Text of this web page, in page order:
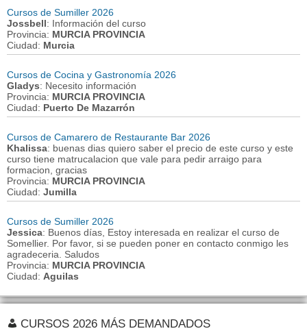
Cursos de Sumiller 2026
Jossbell: Información del curso
Provincia: MURCIA PROVINCIA
Ciudad: Murcia
Cursos de Cocina y Gastronomía 2026
Gladys: Necesito información
Provincia: MURCIA PROVINCIA
Ciudad: Puerto De Mazarrón
Cursos de Camarero de Restaurante Bar 2026
Khalissa: buenas dias quiero saber el precio de este curso y este
curso tiene matrucalacion que vale para pedir arraigo para
formacion, gracias
Provincia: MURCIA PROVINCIA
Ciudad: Jumilla
Cursos de Sumiller 2026
Jessica: Buenos días, Estoy interesada en realizar el curso de
Somellier. Por favor, si se pueden poner en contacto conmigo les
agradeceria. Saludos
Provincia: MURCIA PROVINCIA
Ciudad: Aguilas
CURSOS 2026 MÁS DEMANDADOS